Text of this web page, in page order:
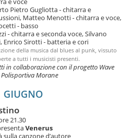
Pietro Gugliotta - chitarra e
Matteo Menotti - chitarra e voce,
- basso
- chitarra e seconda voce, Silvano
Enrico Sirotti - batteria e cori
della musica dal blues al punk, vissuto
a tutti i musicisti presenti.
in collaborazione con il progetto Wave
Morane
GIUGNO
21.30
Venerus
canzone d’autore